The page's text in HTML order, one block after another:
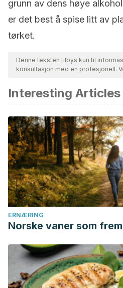
grunn av dens høye
er det best å spise litt av
tørket.
Denne teksten tilbys kun til
konsultasjon med en profesjonell.
Interesting Articles
ERNÆRING
Norske vaner som